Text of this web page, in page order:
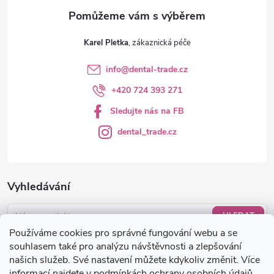
Používáme cookies pro správné fungování webu a se
souhlasem také pro analýzu návštěvnosti a zlepšování
našich služeb. Své nastavení můžete kdykoliv změnit. Více
Vyhledávání
HLEDAT
Nákupní košík
Karel Pletka
info@dental-trade.cz
+420 724 393 271
Sledujte nás na FB
dental_trade.cz